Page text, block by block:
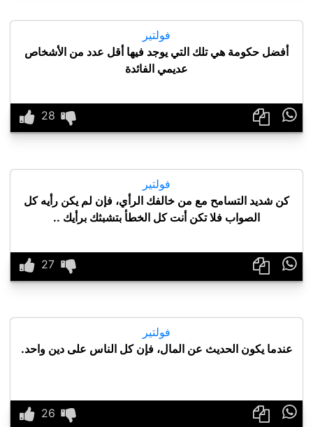
فولتير
أفضل حكومة هي تلك التي يوجد فيها أقل عدد من الأشخاص
عديمي الفائدة

فولتير
كن شديد التسامح مع من خالفك الرأي، فإن لم يكن رأيه كل
الصواب فلا تكن أنت كل الخطأ بتشبثك برأيك ..

فولتير
عندما يكون الحديث عن المال، فإن كل الناس على دين واحد.
